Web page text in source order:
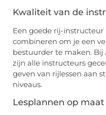
Kwaliteit van de
Een goede rij-
combineren om je een
bestuurder te maken.
zijn alle instructeurs
geven van rijlessen aan
niveaus.
Lesplannen op maat